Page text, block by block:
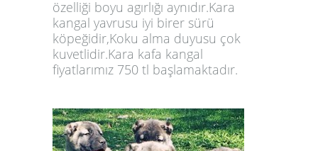
özelliği boyu agırlığı aynıdır.Kara
kangal yavrusu iyi birer sürü
köpeğidir,Koku alma duyusu çok
kuvetlidir.Kara kafa kangal
fiyatlarımız 750 tl başlamaktadır.